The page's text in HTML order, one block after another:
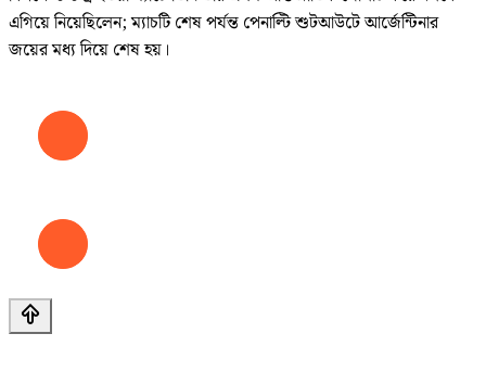
এগিয়ে নিয়েছিলেন; ম্যাচটি শেষ পর্যন্ত পেনাল্টি শুটআউটে আর্জেন্টিনার
জয়ের মধ্য দিয়ে শেষ হয়।